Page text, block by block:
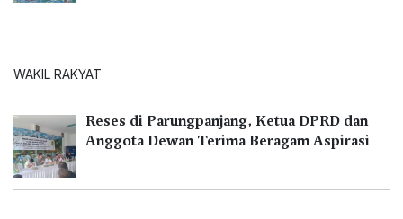
WAKIL RAKYAT
Reses di Parungpanjang, Ketua DPRD dan
Anggota Dewan Terima Beragam Aspirasi